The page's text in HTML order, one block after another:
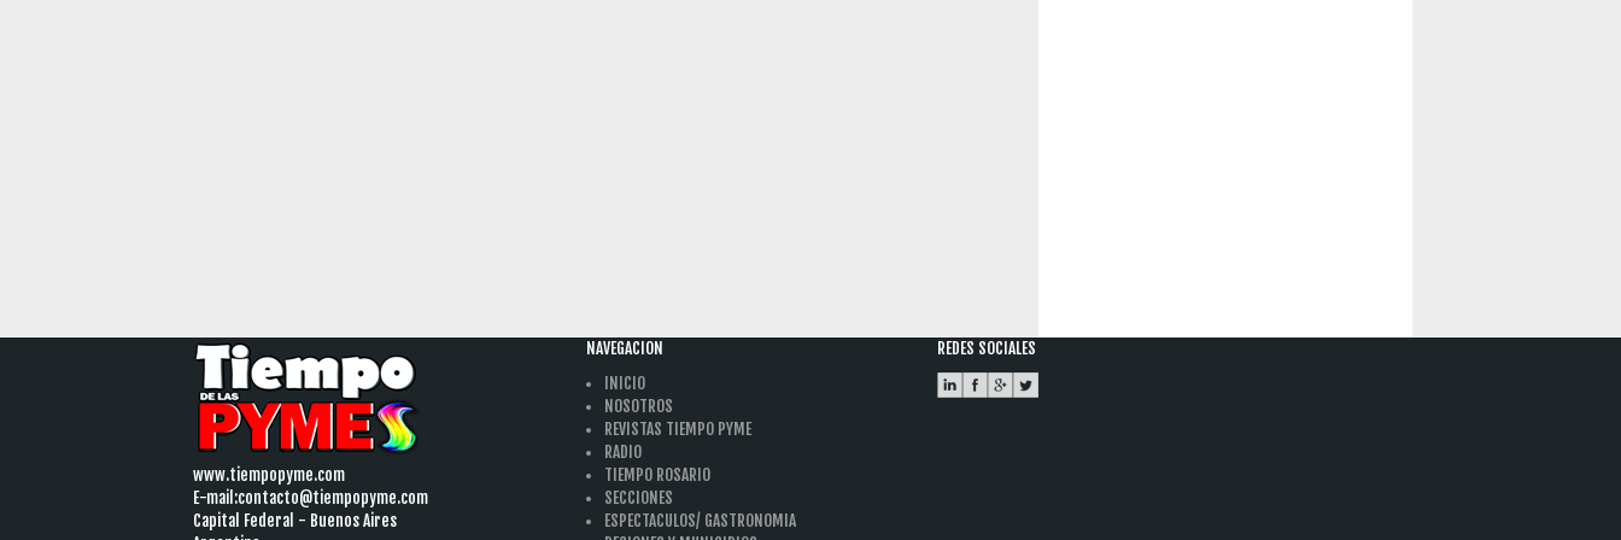
www.tiempopyme.com
E-mail:contacto@tiempopyme.com
Capital Federal - Buenos Aires
NAVEGACION
INICIO
NOSOTROS
REVISTAS TIEMPO PYME
RADIO
TIEMPO ROSARIO
SECCIONES
ESPECTACULOS/ GASTRONOMIA
REDES SOCIALES